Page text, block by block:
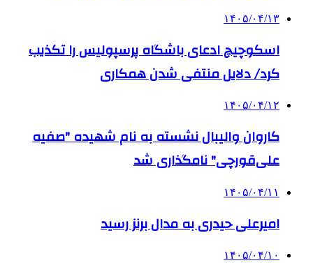
۱۴۰۵/۰۴/۱۳
اسکوچیچ ادعای باشگاه پرسپولیس را تکذیب
کرد/ دلایل منتفی شدن همکاری
۱۴۰۵/۰۴/۱۲
کاروان والیبال نشسته به نام شهیده "صفیه
علی‌قورچی" نامگذاری شد
۱۴۰۵/۰۴/۱۱
امیرعلی حیدری به مدال برنز رسید
۱۴۰۵/۰۴/۱۰